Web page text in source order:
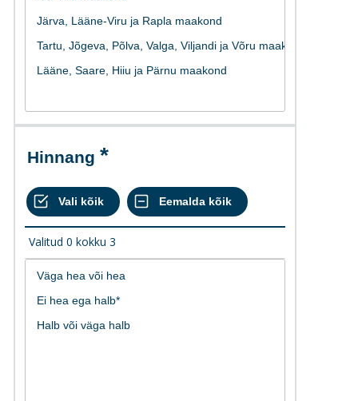
Hinnang
Valitud 0 kokku 3